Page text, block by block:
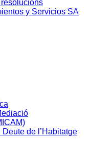
y Servicios SA
de l’Habitatge